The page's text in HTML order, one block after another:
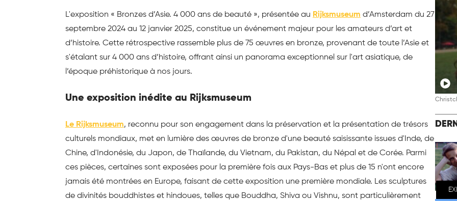
L'exposition « Bronzes d’Asie. 4 000 ans de beauté », présentée au Rijksmuseum d’Amsterdam du 27
septembre 2024 au 12 janvier 2025, constitue un événement majeur pour les amateurs d’art et
d’histoire. Cette rétrospective rassemble plus de 75 œuvres en bronze, provenant de toute l’Asie et
s'étalant sur 4 000 ans d’histoire, offrant ainsi un panorama exceptionnel sur l'art asiatique, de
l’époque préhistorique à nos jours.
Une exposition inédite au Rijksmuseum
Le Rijksmuseum, reconnu pour son engagement dans la préservation et la présentation de trésors
culturels mondiaux, met en lumière des œuvres de bronze d'une beauté saisissante issues d'Inde, de
Chine, d'Indonésie, du Japon, de Thaïlande, du Vietnam, du Pakistan, du Népal et de Corée. Parmi
ces pièces, certaines sont exposées pour la première fois aux Pays-Bas et plus de 15 n'ont encore
jamais été montrées en Europe, faisant de cette exposition une première mondiale. Les sculptures
de divinités bouddhistes et hindoues, telles que Bouddha, Shiva ou Vishnu, sont particulièrement